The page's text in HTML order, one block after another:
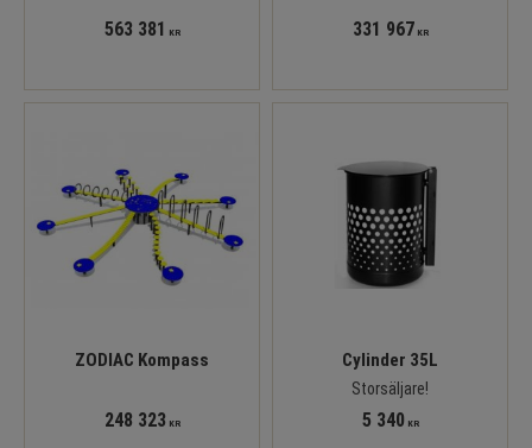
563 381 KR 331 967 KR
ZODIAC Kompass
248 323 KR
Cylinder 35L
Storsäljare!
5 340KR